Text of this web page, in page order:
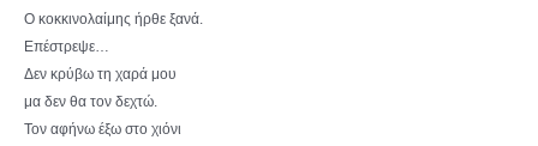
Ο κοκκινολαίμης ήρθε ξανά.
Επέστρεψε…
Δεν κρύβω τη χαρά μου
μα δεν θα τον δεχτώ.
Τον αφήνω έξω στο χιόνι